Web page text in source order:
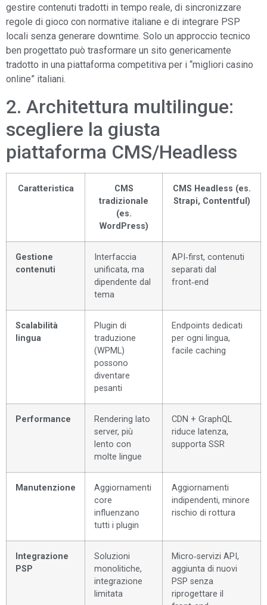
gestire contenuti tradotti in tempo reale, di sincronizzare
regole di gioco con normative italiane e di integrare PSP
locali senza generare downtime. Solo un approccio tecnico
ben progettato può trasformare un sito genericamente
tradotto in una piattaforma competitiva per i “migliori casino
online” italiani.
2. Architettura multilingue:
scegliere la giusta
piattaforma CMS/Headless
Caratteristica
CMS
tradizionale
(es.
WordPress)
CMS Headless (es.
Strapi, Contentful)
Gestione
contenuti
Interfaccia
unificata, ma
dipendente dal
tema
API‑first, contenuti
separati dal
front‑end
Scalabilità
lingua
Plugin di
traduzione
(WPML)
possono
diventare
pesanti
Endpoints dedicati
per ogni lingua,
facile caching
Performance
Rendering lato
server, più
lento con
molte lingue
CDN + GraphQL
riduce latenza,
supporta SSR
Manutenzione
Aggiornamenti
core
influenzano
tutti i plugin
Aggiornamenti
indipendenti, minore
rischio di rottura
Integrazione
PSP
Soluzioni
monolitiche,
integrazione
limitata
Micro‑servizi API,
aggiunta di nuovi
PSP senza
riprogettare il